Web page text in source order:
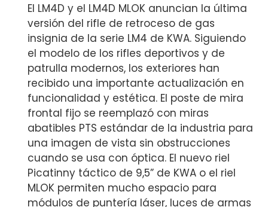
El LM4D y el LM4D MLOK anuncian la última
versión del rifle de retroceso de gas
insignia de la serie LM4 de KWA. Siguiendo
el modelo de los rifles deportivos y de
patrulla modernos, los exteriores han
recibido una importante actualización en
funcionalidad y estética. El poste de mira
frontal fijo se reemplazó con miras
abatibles PTS estándar de la industria para
una imagen de vista sin obstrucciones
cuando se usa con óptica. El nuevo riel
Picatinny táctico de 9,5” de KWA o el riel
MLOK permiten mucho espacio para
módulos de puntería láser, luces de armas